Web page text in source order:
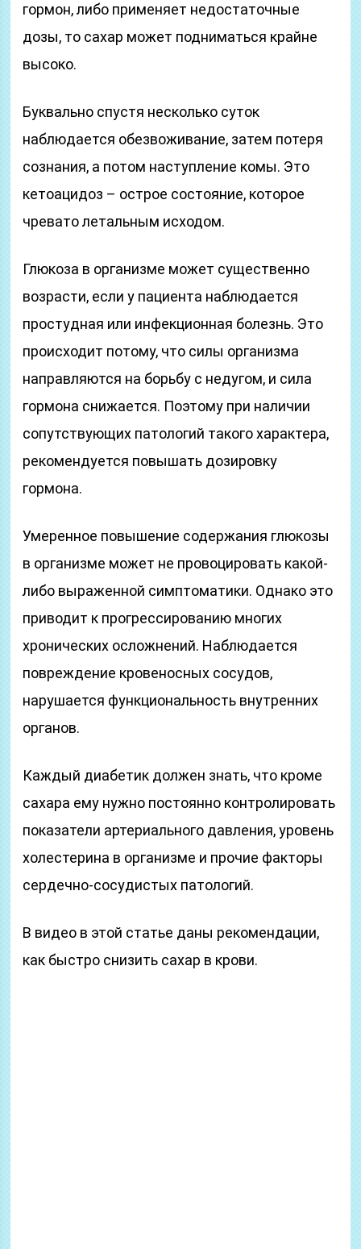
гормон, либо применяет недостаточные
дозы, то сахар может подниматься крайне
высоко.
Буквально спустя несколько суток
наблюдается обезвоживание, затем потеря
сознания, а потом наступление комы. Это
кетоацидоз – острое состояние, которое
чревато летальным исходом.
Глюкоза в организме может существенно
возрасти, если у пациента наблюдается
простудная или инфекционная болезнь. Это
происходит потому, что силы организма
направляются на борьбу с недугом, и сила
гормона снижается. Поэтому при наличии
сопутствующих патологий такого характера,
рекомендуется повышать дозировку
гормона.
Умеренное повышение содержания глюкозы
в организме может не провоцировать какой-
либо выраженной симптоматики. Однако это
приводит к прогрессированию многих
хронических осложнений. Наблюдается
повреждение кровеносных сосудов,
нарушается функциональность внутренних
органов.
Каждый диабетик должен знать, что кроме
сахара ему нужно постоянно контролировать
показатели артериального давления, уровень
холестерина в организме и прочие факторы
сердечно-сосудистых патологий.
В видео в этой статье даны рекомендации,
как быстро снизить сахар в крови.